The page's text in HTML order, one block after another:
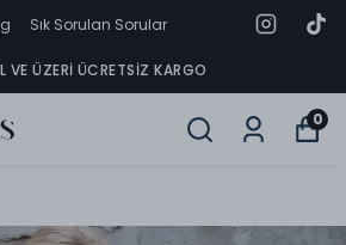
Sık Sorulan Sorular
ÜZERI ÜCRETSIZ KARGO
0